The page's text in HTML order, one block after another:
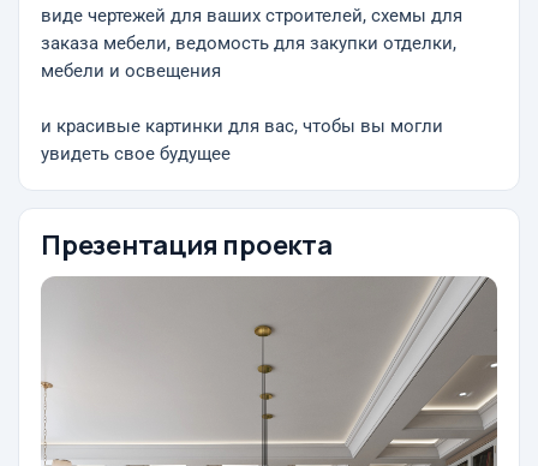
виде чертежей для ваших строителей, схемы для
заказа мебели, ведомость для закупки отделки,
мебели и освещения
и красивые картинки для вас, чтобы вы могли
увидеть свое будущее
Презентация проекта